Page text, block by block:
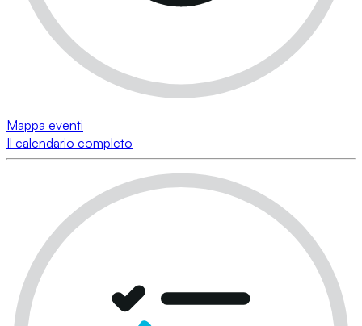
Mappa eventi
Il calendario completo